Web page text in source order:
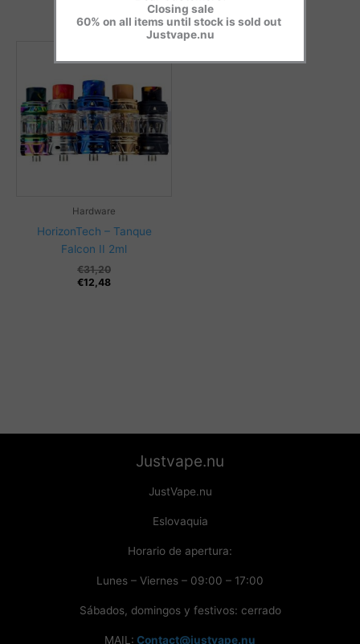
€37,44.
actual
es:
€14,95.
Hardware
HorizonTech – Tanque
Falcon II 2ml
€31,20
€12,48
Justvape.nu
JustVape.nu
Eslovaquia
Horario de apertura:
Lunes – Viernes – 09:00 – 17:00
Sábados, domingos y festivos: cerrado
MAIL: Contact@justvape.nu
Closing sale
60% on all items until stock is sold out
Justvape.nu